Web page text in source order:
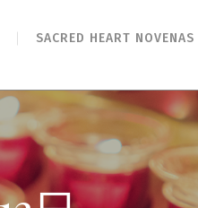
SACRED HEART NOVENAS